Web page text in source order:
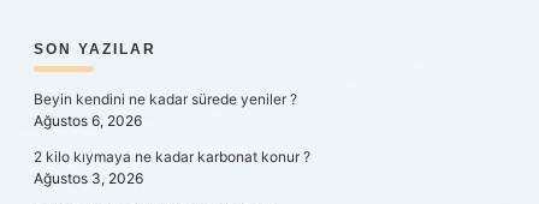
SIDEBAR
SON YAZILAR
Beyin kendini ne kadar sürede yeniler ?
Ağustos 6, 2026
2 kilo kıymaya ne kadar karbonat konur ?
Ağustos 3, 2026